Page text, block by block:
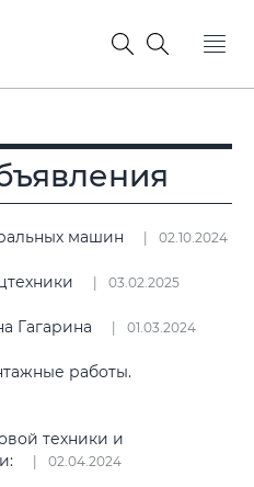
машин 02.10.2024
03.02.2025
Гагарина 01.03.2024
работы.
техники и
02.04.2024